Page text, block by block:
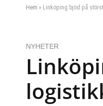
Hem » Linköping bjöd på
NYHETER